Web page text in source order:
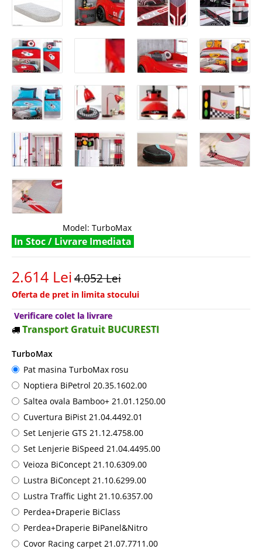
Model: TurboMax
In Stoc / Livrare Imediata
2.614 Lei4.052 Lei
Oferta de pret in limita stocului
Verificare colet la livrare
Transport Gratuit BUCURESTI
TurboMax
Pat masina TurboMax rosu
Noptiera BiPetrol 20.35.1602.00
Saltea ovala Bamboo+ 21.01.1250.00
Cuvertura BiPist 21.04.4492.01
Set Lenjerie GTS 21.12.4758.00
Set Lenjerie BiSpeed 21.04.4495.00
Veioza BiConcept 21.10.6309.00
Lustra BiConcept 21.10.6299.00
Lustra Traffic Light 21.10.6357.00
Perdea+Draperie BiClass
Perdea+Draperie BiPanel&Nitro
Covor Racing carpet 21.07.7711.00